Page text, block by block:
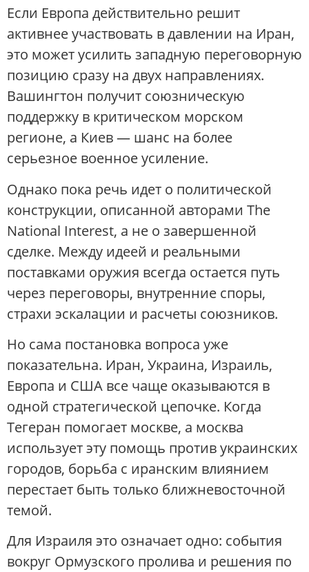
Если Европа действительно решит
активнее участвовать в давлении на Иран,
это может усилить западную переговорную
позицию сразу на двух направлениях.
Вашингтон получит союзническую
поддержку в критическом морском
регионе, а Киев — шанс на более
серьезное военное усиление.
Однако пока речь идет о политической
конструкции, описанной авторами The
National Interest, а не о завершенной
сделке. Между идеей и реальными
поставками оружия всегда остается путь
через переговоры, внутренние споры,
страхи эскалации и расчеты союзников.
Но сама постановка вопроса уже
показательна. Иран, Украина, Израиль,
Европа и США все чаще оказываются в
одной стратегической цепочке. Когда
Тегеран помогает москве, а москва
использует эту помощь против украинских
городов, борьба с иранским влиянием
перестает быть только ближневосточной
темой.
Для Израиля это означает одно: события
вокруг Ормузского пролива и решения по